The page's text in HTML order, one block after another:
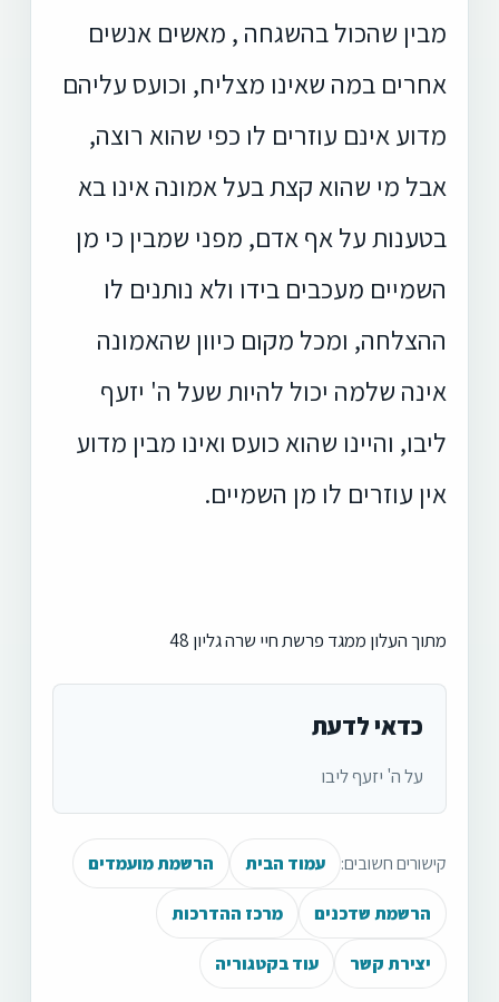
מבין שהכול בהשגחה , מאשים אנשים
אחרים במה שאינו מצליח, וכועס עליהם
מדוע אינם עוזרים לו כפי שהוא רוצה,
אבל מי שהוא קצת בעל אמונה אינו בא
בטענות על אף אדם, מפני שמבין כי מן
השמיים מעכבים בידו ולא נותנים לו
ההצלחה, ומכל מקום כיוון שהאמונה
אינה שלמה יכול להיות שעל ה' יזעף
ליבו, והיינו שהוא כועס ואינו מבין מדוע
אין עוזרים לו מן השמיים.
מתוך העלון ממגד פרשת חיי שרה גליון 48
כדאי לדעת
על ה' יזעף ליבו
קישורים חשובים: עמוד הבית הרשמת מועמדים
הרשמת שדכנים מרכז ההדרכות
יצירת קשר עוד בקטגוריה